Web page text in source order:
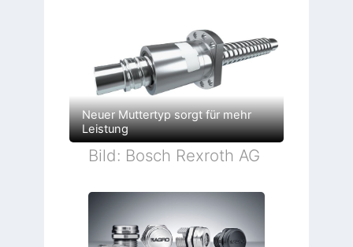
Neuer Muttertyp sorgt für mehr
Leistung
Bild: Bosch Rexroth AG